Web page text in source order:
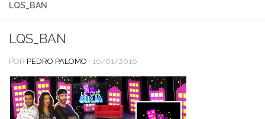
LQS_BAN
LQS_BAN
POR PEDRO PALOMO · 16/01/2016